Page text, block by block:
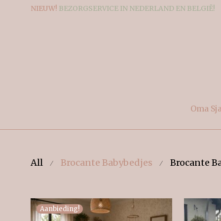
NIEUW! BEZORGSERVICE IN NEDERLAND EN BELGIË!
Oma
All ⁄ Brocante Babybedjes ⁄ Brocante
Aanbieding!